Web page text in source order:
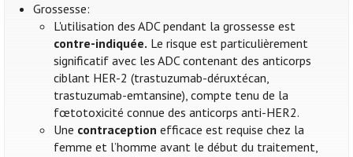
Grossesse:
L'utilisation des ADC pendant la grossesse est
contre-indiquée. Le risque est particulièrement
significatif avec les ADC contenant des anticorps
ciblant HER-2 (trastuzumab-déruxtécan,
trastuzumab-emtansine), compte tenu de la
fœtotoxicité connue des anticorps anti-HER2.
Une contraception efficace est requise chez la
femme et l’homme avant le début du traitement,